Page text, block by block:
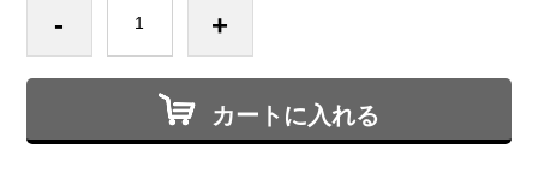
- +
カートに入れる